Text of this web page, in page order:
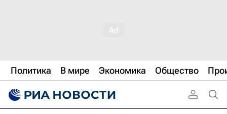
Политика В мире Экономика Общество